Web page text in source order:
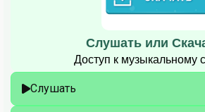
Слушать или
Доступ к музыкальному
Слушать